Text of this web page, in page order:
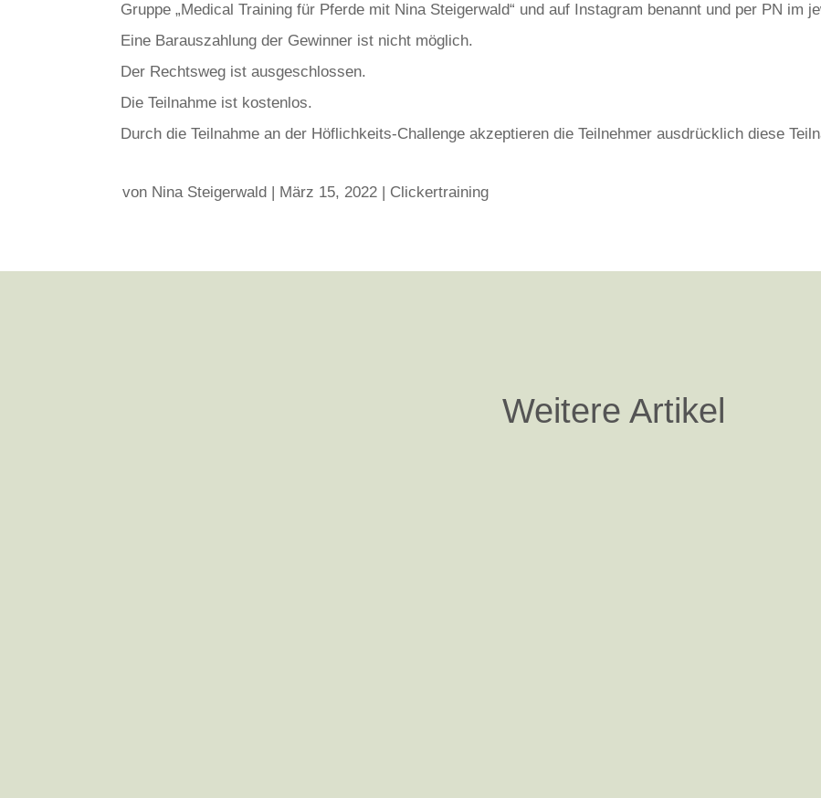
Gruppe „Medical Training für Pferde mit Nina Steigerwald“ und auf Instagram benannt und per PN im
Eine Barauszahlung der Gewinner ist nicht möglich.
Der Rechtsweg ist ausgeschlossen.
Die Teilnahme ist kostenlos.
Durch die Teilnahme an der Höflichkeits-Challenge akzeptieren die Teilnehmer ausdrücklich diese
von Nina Steigerwald März 15, 2022 Clickertraining
Weitere Artikel